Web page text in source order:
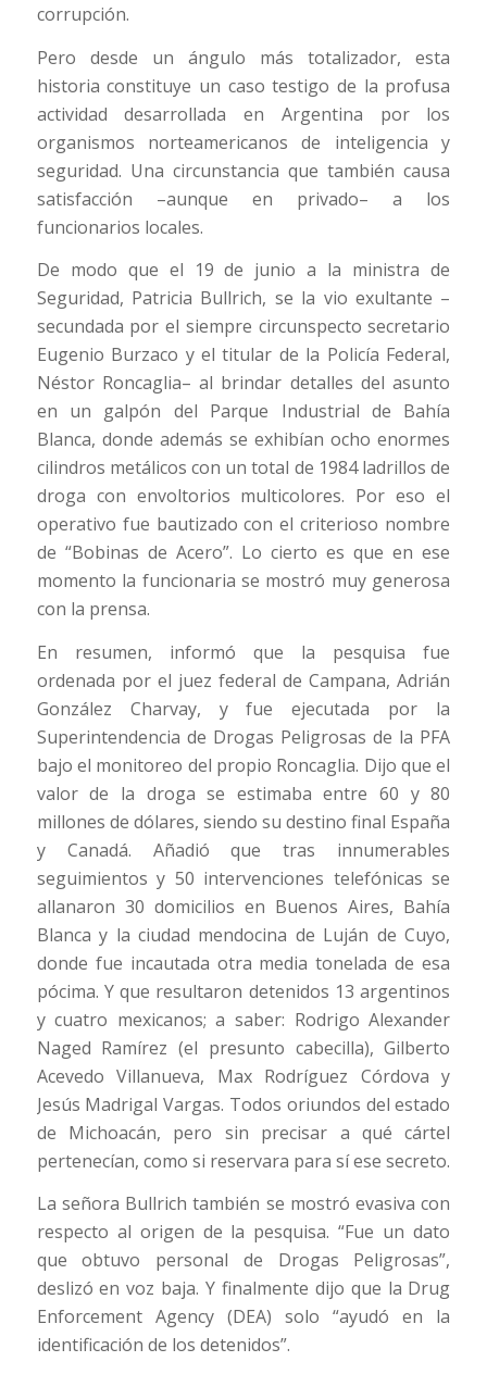
corrupción.
Pero desde un ángulo más totalizador, esta
historia constituye un caso testigo de la profusa
actividad desarrollada en Argentina por los
organismos norteamericanos de inteligencia y
seguridad. Una circunstancia que también causa
satisfacción –aunque en privado– a los
funcionarios locales.
De modo que el 19 de junio a la ministra de
Seguridad, Patricia Bullrich, se la vio exultante –
secundada por el siempre circunspecto secretario
Eugenio Burzaco y el titular de la Policía Federal,
Néstor Roncaglia– al brindar detalles del asunto
en un galpón del Parque Industrial de Bahía
Blanca, donde además se exhibían ocho enormes
cilindros metálicos con un total de 1984 ladrillos de
droga con envoltorios multicolores. Por eso el
operativo fue bautizado con el criterioso nombre
de “Bobinas de Acero”. Lo cierto es que en ese
momento la funcionaria se mostró muy generosa
con la prensa.
En resumen, informó que la pesquisa fue
ordenada por el juez federal de Campana, Adrián
González Charvay, y fue ejecutada por la
Superintendencia de Drogas Peligrosas de la PFA
bajo el monitoreo del propio Roncaglia. Dijo que el
valor de la droga se estimaba entre 60 y 80
millones de dólares, siendo su destino final España
y Canadá. Añadió que tras innumerables
seguimientos y 50 intervenciones telefónicas se
allanaron 30 domicilios en Buenos Aires, Bahía
Blanca y la ciudad mendocina de Luján de Cuyo,
donde fue incautada otra media tonelada de esa
pócima. Y que resultaron detenidos 13 argentinos
y cuatro mexicanos; a saber: Rodrigo Alexander
Naged Ramírez (el presunto cabecilla), Gilberto
Acevedo Villanueva, Max Rodríguez Córdova y
Jesús Madrigal Vargas. Todos oriundos del estado
de Michoacán, pero sin precisar a qué cártel
pertenecían, como si reservara para sí ese secreto.
La señora Bullrich también se mostró evasiva con
respecto al origen de la pesquisa. “Fue un dato
que obtuvo personal de Drogas Peligrosas”,
deslizó en voz baja. Y finalmente dijo que la Drug
Enforcement Agency (DEA) solo “ayudó en la
identificación de los detenidos”.